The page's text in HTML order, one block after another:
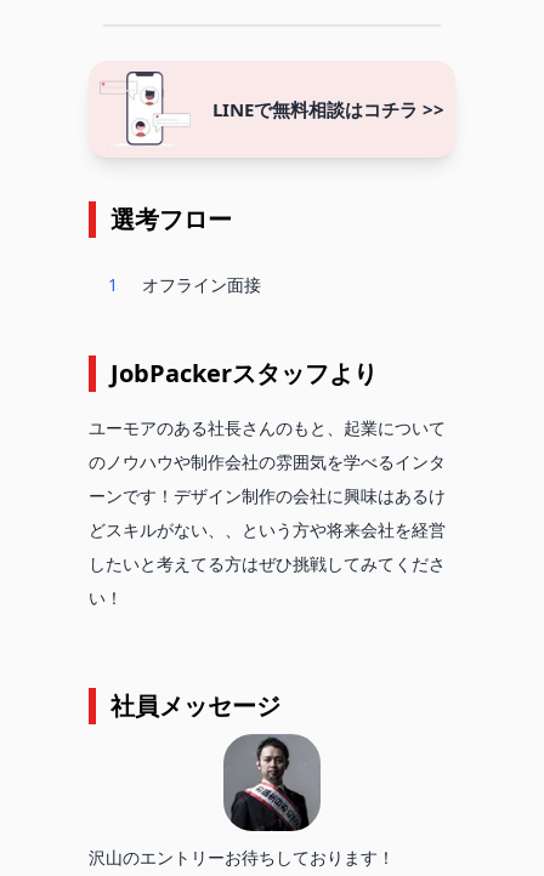
LINEで無料相談はコチラ >>
選考フロー
1 オフライン面接
JobPackerスタッフより
ユーモアのある社長さんのもと、起業について
のノウハウや制作会社の雰囲気を学べるインタ
ーンです！デザイン制作の会社に興味はあるけ
どスキルがない、、という方や将来会社を経営
したいと考えてる方はぜひ挑戦してみてくださ
い！
社員メッセージ
沢山のエントリーお待ちしております！